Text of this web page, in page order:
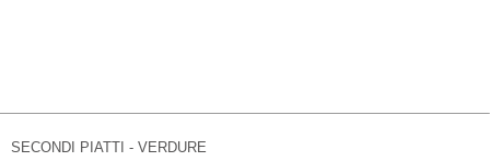
SECONDI PIATTI - VERDURE